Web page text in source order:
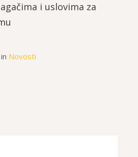
i uslovima za
in Novosti